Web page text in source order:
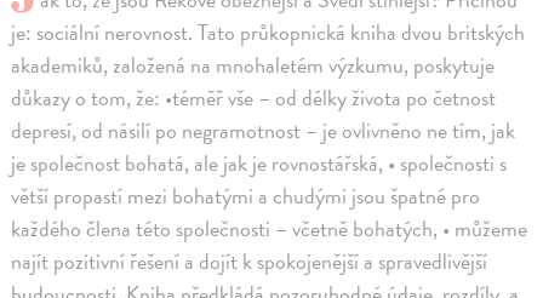
je: sociální nerovnost. Tato průkopnická kniha dvou britských
akademiků, založená na mnohaletém výzkumu, poskytuje
důkazy o tom, že: •téměř vše – od délky života po četnost
depresí, od násilí po negramotnost – je ovlivněno ne tím, jak
je společnost bohatá, ale jak je rovnostářská, • společnosti s
větší propastí mezi bohatými a chudými jsou špatné pro
každého člena této společnosti – včetně bohatých, • můžeme
najít pozitivní řešení a dojít k spokojenější a spravedlivější